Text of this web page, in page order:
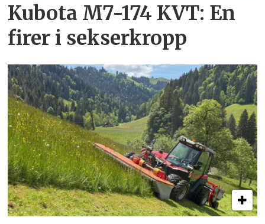
Kubota M7-174 KVT: En
firer i sekserkropp